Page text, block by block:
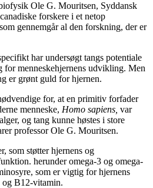
Ole G. Mouritsen, Syddansk
forskere i et netop
gennemgår al den forskning, der er
har undersøgt tangs potentiale
for menneskehjernens udvikling. Men
er grønt guld for hjernen.
for, at en primitiv forfader
menneske, Homo sapiens, var
og tang kunne høstes i store
professor Ole G. Mouritsen.
som støtter hjernens og
herunder omega-3 og omega-
som er vigtig for hjernens
B12-vitamin.